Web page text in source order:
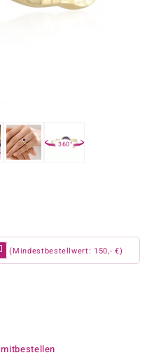
360°
(Mindestbestellwert: 150,- €)
mitbestellen